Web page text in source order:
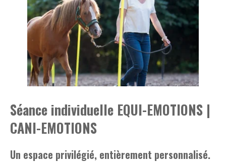
Séance individuelle EQUI-EMOTIONS |
CANI-EMOTIONS
Un espace privilégié, entièrement personnalisé.